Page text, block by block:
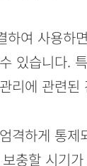
하여 사용하
있습니다.
리에 관련
격하게 통
충할 시기